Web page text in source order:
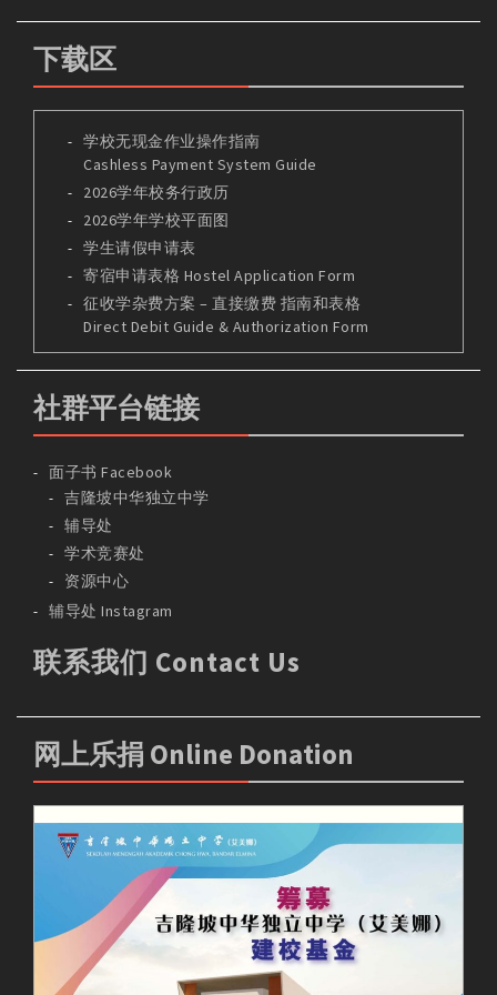
下载区
学校无现金作业操作指南
Cashless Payment System Guide
2026学年校务行政历
2026学年学校平面图
学生请假申请表
寄宿申请表格 Hostel Application Form
征收学杂费方案 – 直接缴费 指南和表格
Direct Debit Guide & Authorization Form
社群平台链接
面子书 Facebook
吉隆坡中华独立中学
辅导处
学术竞赛处
资源中心
辅导处 Instagram
联系我们 Contact Us
网上乐捐 Online Donation